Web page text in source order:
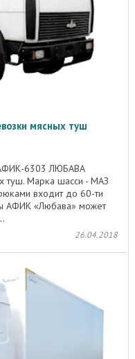
мясных туш
АФИК-6303 ЛЮБАВА
туш. Марка шасси - МАЗ
входит до 60-ти
АФИК «Любава» может
26.04.2018